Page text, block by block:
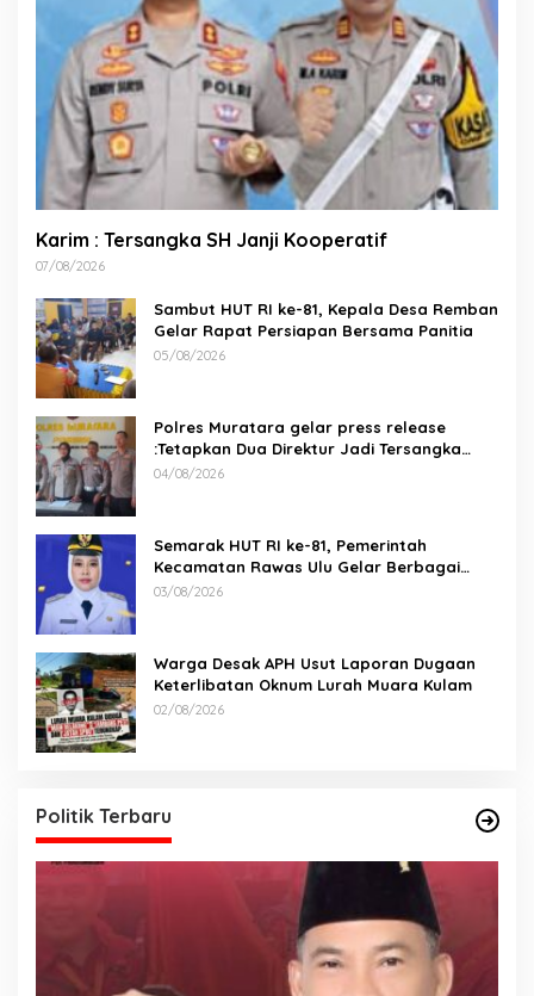
Karim : Tersangka SH Janji Kooperatif
07/08/2026
Sambut HUT RI ke-81, Kepala Desa Remban
Gelar Rapat Persiapan Bersama Panitia
05/08/2026
Polres Muratara gelar press release
:Tetapkan Dua Direktur Jadi Tersangka
Kecelakaan Maut antara Bus ALS dan
04/08/2026
Semarak HUT RI ke-81, Pemerintah
Kecamatan Rawas Ulu Gelar Berbagai
Lomba
03/08/2026
Warga Desak APH Usut Laporan Dugaan
Keterlibatan Oknum Lurah Muara Kulam
02/08/2026
Politik Terbaru